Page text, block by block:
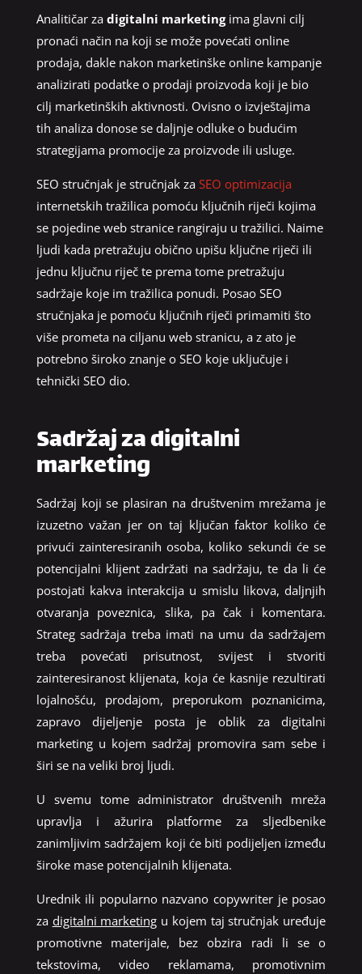
Analitičar za digitalni marketingima glavni cilj
pronaći način na koji se može povećati online
prodaja, dakle nakon marketinške online kampanje
analizirati podatke o prodaji proizvoda koji je bio
cilj marketinških aktivnosti. Ovisno o izvještajima
tih analiza donose se daljnje odluke o budućim
strategijama promocije za proizvode ili usluge.
SEO stručnjak je stručnjak za SEO optimizacija
internetskih tražilica pomoću ključnih riječi kojima
se pojedine web stranice rangiraju u tražilici. Naime
ljudi kada pretražuju obično upišu ključne riječi ili
jednu ključnu riječ te prema tome pretražuju
sadržaje koje im tražilica ponudi. Posao SEO
stručnjaka je pomoću ključnih riječi primamiti što
više prometa na ciljanu web stranicu, a z ato je
potrebno široko znanje o SEO koje uključuje i
tehnički SEO dio.
Sadržaj za digitalni
marketing
Sadržaj koji se plasiran na društvenim mrežama je
izuzetno važan jer on taj ključan faktor koliko će
privući zainteresiranih osoba, koliko sekundi će se
potencijalni klijent zadržati na sadržaju, te da li će
postojati kakva interakcija u smislu likova, daljnjih
otvaranja poveznica, slika, pa čak i komentara.
Strateg sadržaja treba imati na umu da sadržajem
treba povećati prisutnost, svijest i stvoriti
zainteresiranost klijenata, koja će kasnije rezultirati
lojalnošću, prodajom, preporukom poznanicima,
zapravo dijeljenje posta je oblik za digitalni
marketing u kojem sadržaj promovira sam sebe i
širi se na veliki broj ljudi.
U svemu tome administrator društvenih mreža
upravlja i ažurira platforme za sljedbenike
zanimljivim sadržajem koji će biti podijeljen između
široke mase potencijalnih klijenata.
Urednik ili popularno nazvano copywriter je posao
za digitalni marketing u kojem taj stručnjak uređuje
promotivne materijale, bez obzira radi li se o
tekstovima, video reklamama, promotivnim